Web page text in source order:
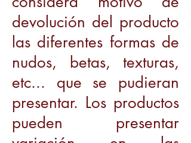
devolución del producto
las diferentes formas de
nudos, betas, texturas,
etc... que se pudieran
presentar. Los productos
pueden presentar